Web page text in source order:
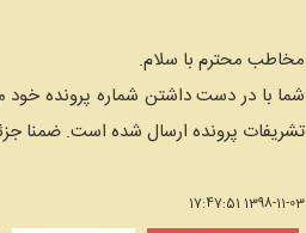
مخاطب محترم با سلام.
شما با در دست داشتن شماره پرونده خود
تشریفات پرونده ارسال شده است. ضمنا
1398-11-03 17:47:51